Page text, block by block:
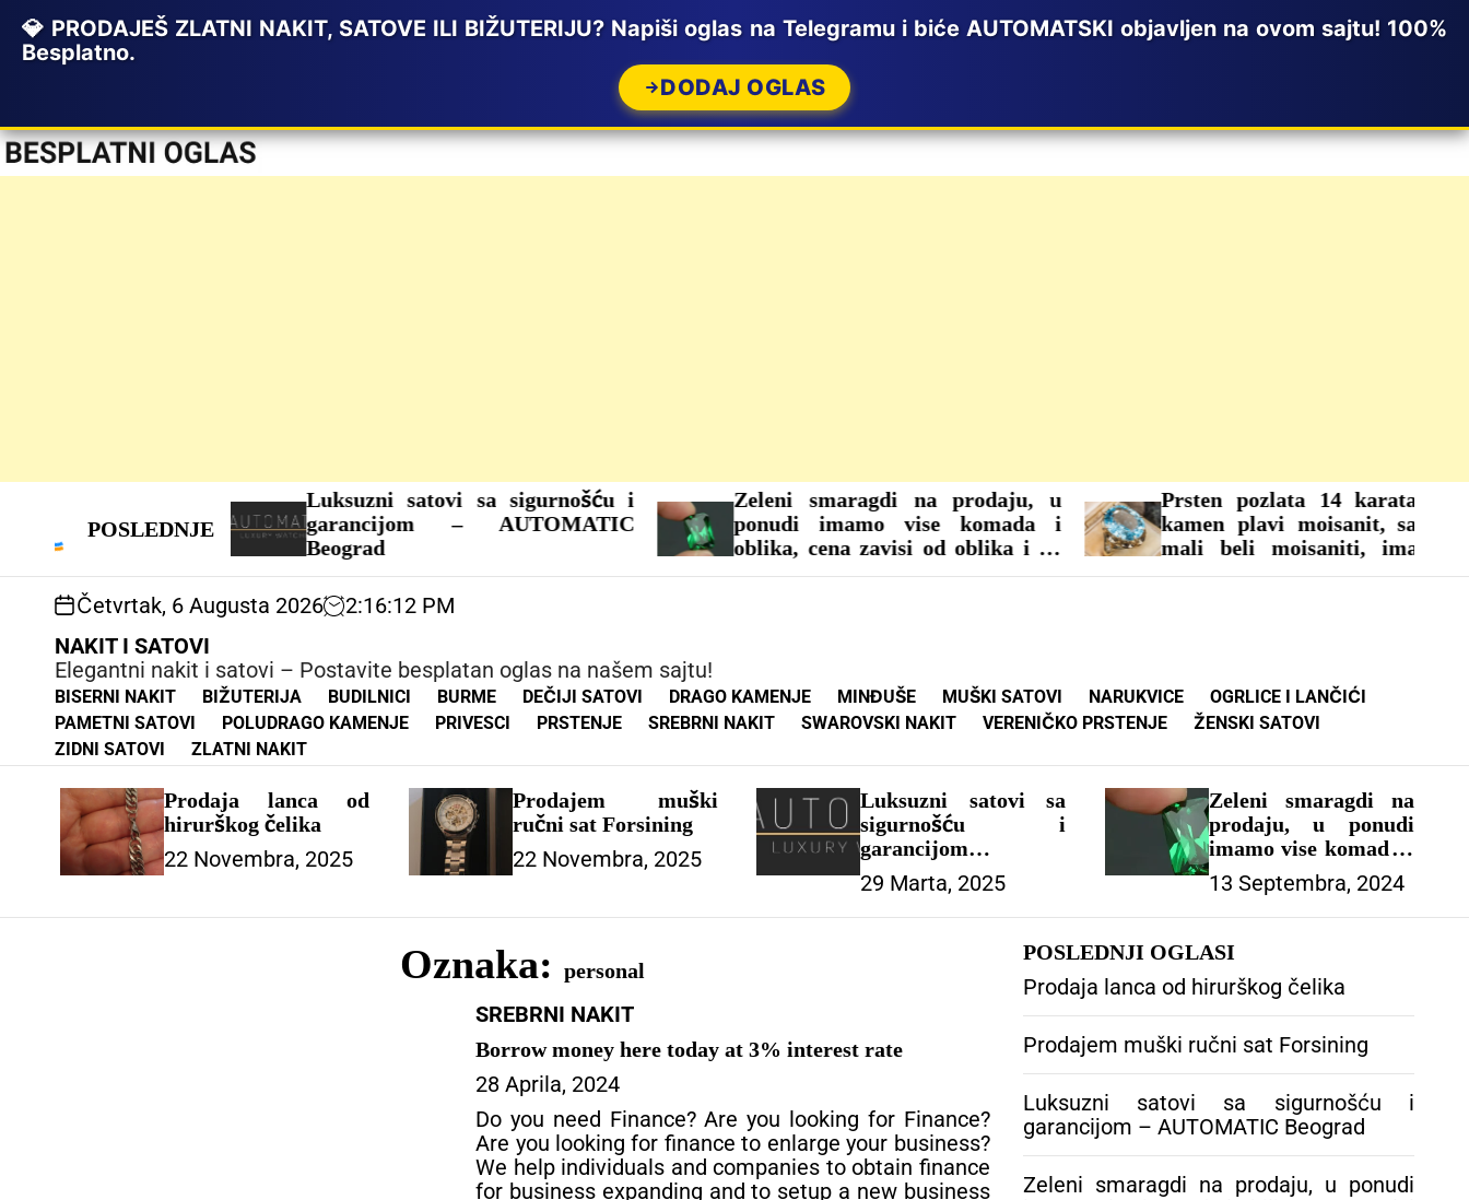
💎 PRODAJEŠ ZLATNI NAKIT, SATOVE ILI BIŽUTERIJU? Napiši oglas na Telegramu i biće AUTOMATSKI objavljen na ovom sajtu! 100%
Besplatno.
DODAJ OGLAS
POSLEDNJE
Luksuzni satovi sa sigurnošću i
garancijom – AUTOMATIC
Zeleni smaragdi na prodaju, u
ponudi imamo vise komada i
oblika, cena zavisi od oblika i od
karataze, u ponudi imamo i drugo
Prsten pozlata 14 karata, veliki
kamen plavi moisanit, sa strane
mali beli moisaniti, imam vise
veličina, jako elegantan i moderan
Četvrtak, 6 Augusta 2026 2:16:13 PM
NAKIT I SATOVI
Elegantni nakit i satovi – Postavite besplatan oglas na našem sajtu!
BISERNI NAKIT BIŽUTERIJA BUDILNICI BURME DEČIJI SATOVI DRAGO KAMENJE MINĐUŠE MUŠKI SATOVI NARUKVICE
OGRLICE I LANČIĆI
PAMETNI SATOVI
POLUDRAGO KAMENJE PRIVESCI PRSTENJE SREBRNI NAKIT SWAROVSKI NAKIT VERENIČKO PRSTENJE
ŽENSKI SATOVI
ZIDNI SATOVI
ZLATNI NAKIT
Prodaja lanca od
hirurškog čelika
22 Novembra, 2025
Prodajem muški
ručni sat Forsining
22 Novembra, 2025
Luksuzni satovi sa
sigurnošću i
garancijom –
AUTOMATIC
Beograd
29 Marta, 2025
Zeleni smaragdi na
prodaju, u ponudi
imamo vise komada i
oblika, cena zavisi od
oblika i od karataze,
u ponudi imamo i
drugo drago
mogućnost
naručivanja tel za
naručivanje
13 Septembra, 2024
Oznaka: personal
SREBRNI NAKIT
Borrow money here today at 3% interest rate
28 Aprila, 2024
Do you need Finance? Are you looking for Finance?
Are you looking for finance to enlarge your business?
We help individuals and companies to obtain finance
for business expanding and to setup a new business
POSLEDNJI OGLASI
Prodaja lanca od hirurškog čelika
Prodajem muški ručni sat Forsining
Luksuzni satovi sa sigurnošću i
garancijom – AUTOMATIC Beograd
Zeleni smaragdi na prodaju, u ponudi